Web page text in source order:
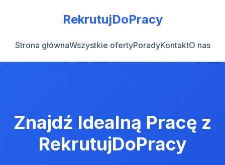
RekrutujDoPracy
Strona głównaWszystkie ofertyPoradyKontaktO nas
Znajdź Idealną Pracę z
RekrutujDoPracy